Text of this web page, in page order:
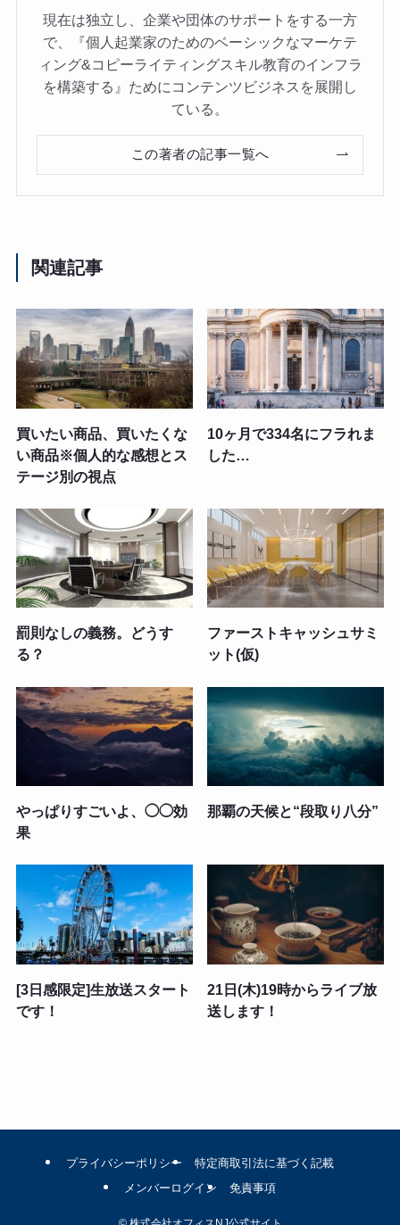
現在は独立し、企業や団体のサポートをする一方
で、『個人起業家のためのベーシックなマーケテ
ィング&コピーライティングスキル教育のインフラ
を構築する』ためにコンテンツビジネスを展開し
ている。
この著者の記事一覧へ
関連記事
買いたい商品、買いたくな
い商品※個人的な感想とス
テージ別の視点
10ヶ月で334名にフラれま
した…
罰則なしの義務。どうす
る？
ファーストキャッシュサミ
ット(仮)
やっぱりすごいよ、◯◯効
果
那覇の天候と“段取り八分”
[3日感限定]生放送スタート
です！
21日(木)19時からライブ放
送します！
プライバシーポリシー
特定商取引法に基づく記載
メンバーログイン
免責事項